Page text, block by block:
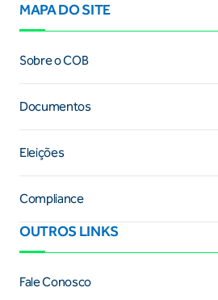
MAPA DO SITE
Sobre o COB
Documentos
Eleições
Compliance
OUTROS LINKS
Fale Conosco